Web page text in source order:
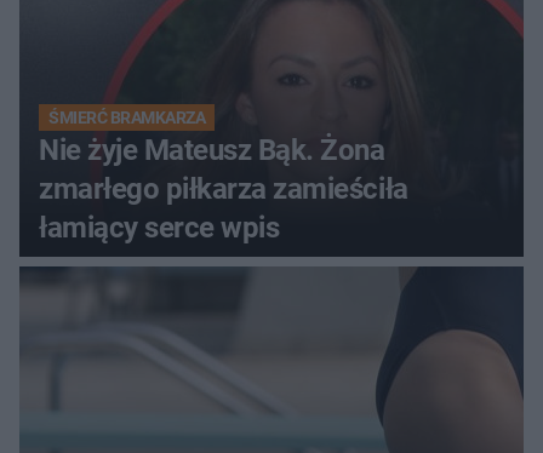
ŚMIERĆ BRAMKARZA
Nie żyje Mateusz Bąk. Żona
zmarłego piłkarza zamieściła
łamiący serce wpis